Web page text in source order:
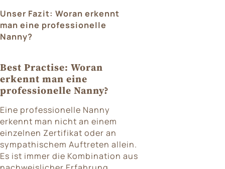
Unser Fazit: Woran erkennt
man eine professionelle
Nanny?
Best Practise: Woran
erkennt man eine
professionelle Nanny?
Eine professionelle Nanny
erkennt man nicht an einem
einzelnen Zertifikat oder an
sympathischem Auftreten allein.
Es ist immer die Kombination aus